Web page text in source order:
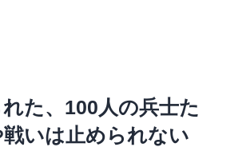
た、100人の兵士た
いは止められない